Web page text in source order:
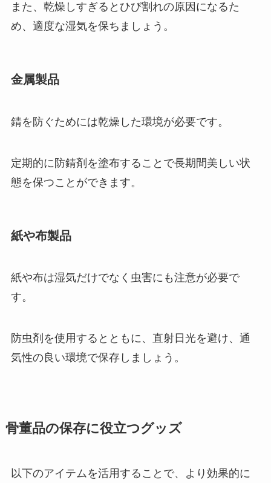
また、乾燥しすぎるとひび割れの原因になるた
め、適度な湿気を保ちましょう。
金属製品
錆を防ぐためには乾燥した環境が必要です。
定期的に防錆剤を塗布することで長期間美しい状
態を保つことができます。
紙や布製品
紙や布は湿気だけでなく虫害にも注意が必要で
す。
防虫剤を使用するとともに、直射日光を避け、通
気性の良い環境で保存しましょう。
骨董品の保存に役立つグッズ
以下のアイテムを活用することで、より効果的に